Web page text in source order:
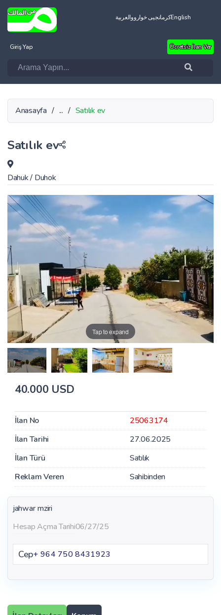
العربيةکرمانجیی خوارووEnglish
Giriş Yap Ücretsiz İlan Ver
Anasayfa / ... / Satılık ev
Satılık ev
Dahuk / Duhok
Tap to expand
40.000 USD
İlan No
25063174
İlan Tarihi
27.06.2025
İlan Türü
Satılık
Reklam Veren
Sahibinden
jahwar mziri
Hesap Açma Tarihi06/27/25
Cep+ 964 750 8431923